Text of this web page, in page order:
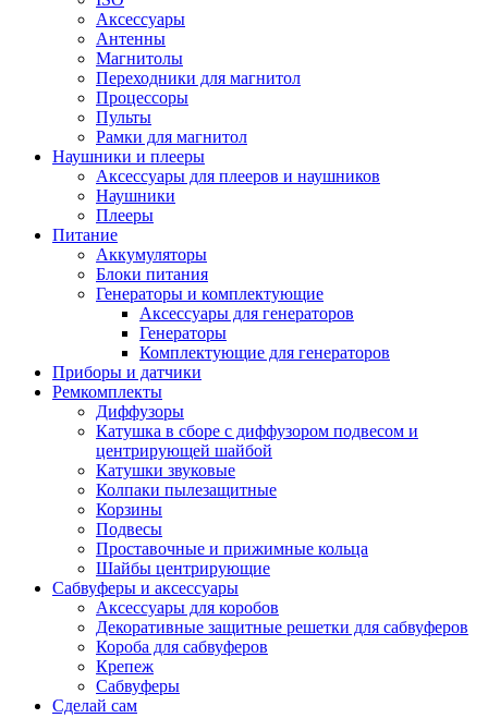
Аксессуары
Антенны
Магнитолы
Переходники для магнитол
Процессоры
Пульты
Рамки для магнитол
Наушники и плееры
Аксессуары для плееров и наушников
Наушники
Плееры
Питание
Аккумуляторы
Блоки питания
Генераторы и комплектующие
Аксессуары для генераторов
Генераторы
Комплектующие для генераторов
Приборы и датчики
Ремкомплекты
Диффузоры
Катушка в сборе с диффузором подвесом и
центрирующей шайбой
Катушки звуковые
Колпаки пылезащитные
Корзины
Подвесы
Проставочные и прижимные кольца
Шайбы центрирующие
Сабвуферы и аксессуары
Аксессуары для коробов
Декоративные защитные решетки для сабвуферов
Короба для сабвуферов
Крепеж
Сабвуферы
Сделай сам